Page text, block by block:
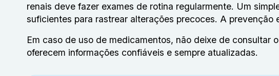
renais deve fazer exames de rotina regularmente. Um
suficientes para rastrear alterações precoces. A
Em caso de uso de medicamentos, não deixe de consultar
oferecem informações confiáveis e sempre atualizadas.